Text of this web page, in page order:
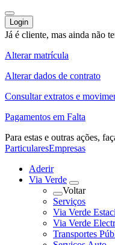
Login
Já é cliente, mas ainda não
Alterar matrícula
Alterar dados de contrato
Consultar extratos e
Pagamentos em Falta
Para estas e outras ações,
ParticularesEmpresas
Aderir
Via Verde
Voltar
Serviços
Via Verde
Via Verde
Transportes